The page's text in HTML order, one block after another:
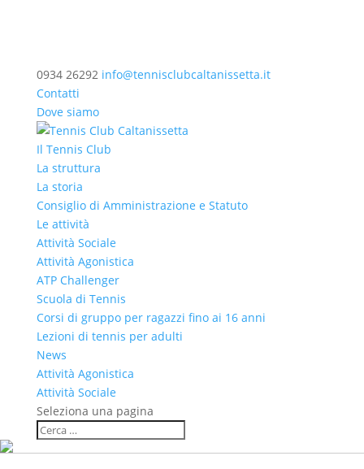
0934 26292 info@tennisclubcaltanissetta.it
Contatti
Dove siamo
Il Tennis Club
La struttura
La storia
Consiglio di Amministrazione e Statuto
Le attività
Attività Sociale
Attività Agonistica
ATP Challenger
Scuola di Tennis
Corsi di gruppo per ragazzi fino ai 16 anni
Lezioni di tennis per adulti
News
Attività Agonistica
Attività Sociale
Seleziona una pagina